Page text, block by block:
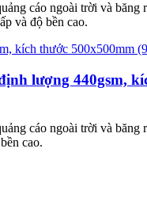
cáo ngoài trời và
và độ bền cao.
lượng 440gsm,
cáo ngoài trời và
cao.